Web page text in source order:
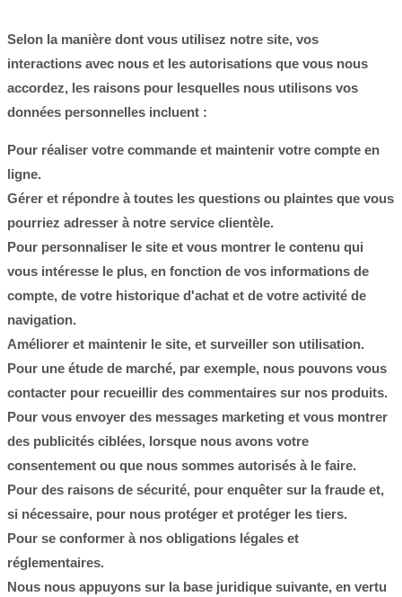
Selon la manière dont vous utilisez notre site, vos
interactions avec nous et les autorisations que vous nous
accordez, les raisons pour lesquelles nous utilisons vos
données personnelles incluent :
Pour réaliser votre commande et maintenir votre compte en
ligne.
Gérer et répondre à toutes les questions ou plaintes que vous
pourriez adresser à notre service clientèle.
Pour personnaliser le site et vous montrer le contenu qui
vous intéresse le plus, en fonction de vos informations de
compte, de votre historique d'achat et de votre activité de
navigation.
Améliorer et maintenir le site, et surveiller son utilisation.
Pour une étude de marché, par exemple, nous pouvons vous
contacter pour recueillir des commentaires sur nos produits.
Pour vous envoyer des messages marketing et vous montrer
des publicités ciblées, lorsque nous avons votre
consentement ou que nous sommes autorisés à le faire.
Pour des raisons de sécurité, pour enquêter sur la fraude et,
si nécessaire, pour nous protéger et protéger les tiers.
Pour se conformer à nos obligations légales et
réglementaires.
Nous nous appuyons sur la base juridique suivante, en vertu